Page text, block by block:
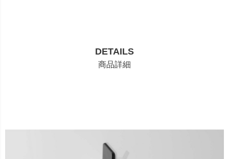
DETAILS
商品詳細